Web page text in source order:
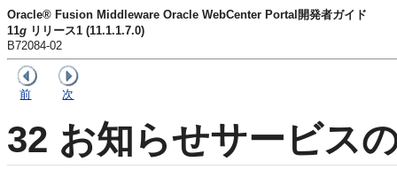
Oracle® Fusion Middleware Oracle WebCenter Portal開発者ガイド
11g リリース1 (11.1.1.7.0)
B72084-02
前 次
32 お知らせサービス